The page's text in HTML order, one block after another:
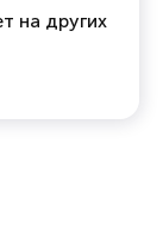
на других